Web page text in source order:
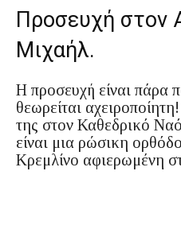
Προσευχή στον
Μιχαήλ.
Η προσευχή είναι πάρα
θεωρείται
της στον Καθεδρικό
είναι μια ρώσικη
Κρεμλίνο αφιερωμένη